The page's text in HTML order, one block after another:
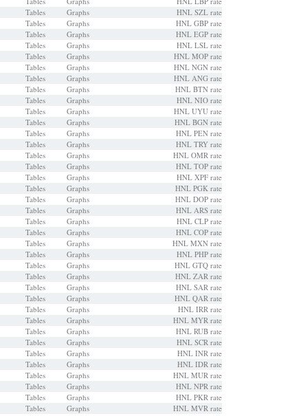
Tables Graphs
HNL SZL rate
Tables Graphs
HNL GBP rate
Tables Graphs
HNL EGP rate
Tables Graphs
HNL LSL rate
Tables Graphs
HNL MOP rate
Tables Graphs
HNL NGN rate
Tables Graphs
HNL ANG rate
Tables Graphs
HNL BTN rate
Tables Graphs
HNL NIO rate
Tables Graphs
HNL UYU rate
Tables Graphs
HNL BGN rate
Tables Graphs
HNL PEN rate
Tables Graphs
HNL TRY rate
Tables Graphs
HNL OMR rate
Tables Graphs
HNL TOP rate
Tables Graphs
HNL XPF rate
Tables Graphs
HNL PGK rate
Tables Graphs
HNL DOP rate
Tables Graphs
HNL ARS rate
Tables Graphs
HNL CLP rate
Tables Graphs
HNL COP rate
Tables Graphs
HNL MXN rate
Tables Graphs
HNL PHP rate
Tables Graphs
HNL GTQ rate
Tables Graphs
HNL ZAR rate
Tables Graphs
HNL SAR rate
Tables Graphs
HNL QAR rate
Tables Graphs
HNL IRR rate
Tables Graphs
HNL MYR rate
Tables Graphs
HNL RUB rate
Tables Graphs
HNL SCR rate
Tables Graphs
HNL INR rate
Tables Graphs
HNL IDR rate
Tables Graphs
HNL MUR rate
Tables Graphs
HNL NPR rate
Tables Graphs
HNL PKR rate
Tables Graphs
HNL MVR rate